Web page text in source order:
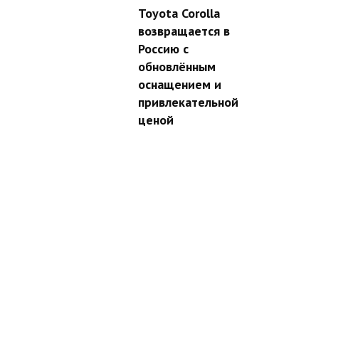
Toyota Corolla
возвращается в
Россию с
обновлённым
оснащением и
привлекательной
ценой